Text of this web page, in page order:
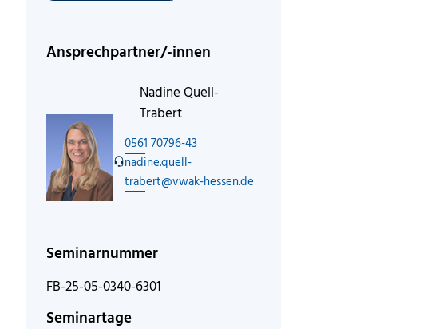
Ansprechpartner/-innen
Nadine Quell-
Trabert
0561 70796-43
nadine.quell-
trabert@vwak-hessen.de
Seminarnummer
FB-25-05-0340-6301
Seminartage